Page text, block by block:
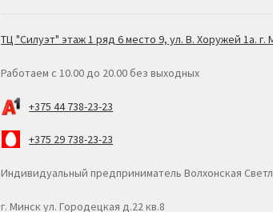
ТЦ "Силуэт" этаж 1 ряд 6 место 9, ул. В. Хоружей 1а. г.
Работаем с 10.00 до 20.00 без выходных
+375 44 738-23-23
+375 29 738-23-23
Индивидуальный предприниматель Волхонская
г. Минск ул. Городецкая д.22 кв.8